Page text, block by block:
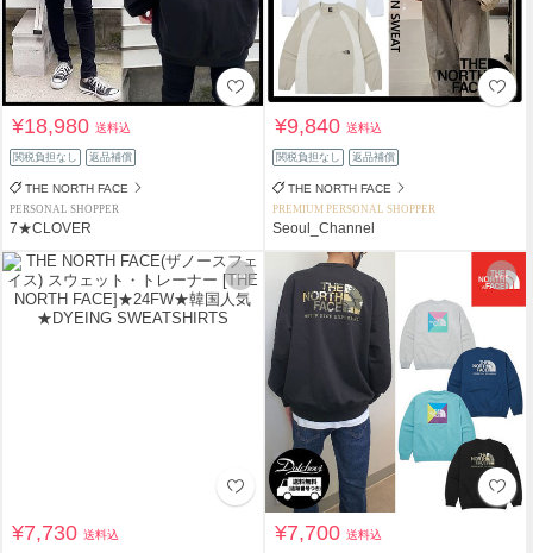
¥18,980送料込
関税負担なし 返品補償
THE NORTH FACE
PERSONAL SHOPPER
7★CLOVER
¥9,840送料込
関税負担なし 返品補償
THE NORTH FACE
PREMIUM PERSONAL SHOPPER
Seoul_Channel
¥7,730送料込 ¥7,700送料込